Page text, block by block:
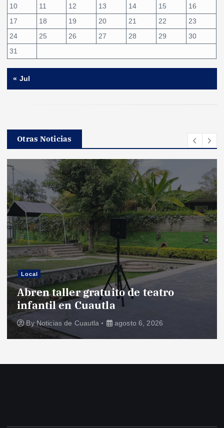
10
11 12 13 14 15
16
17
18 19 20 21 22
23
24
25 26 27 28 29
30
31
« Jul
Otras Noticias
Local
Abren taller gratuito de teatro
infantil en Cuautla
ByNoticias de Cuautla agosto 6, 2026